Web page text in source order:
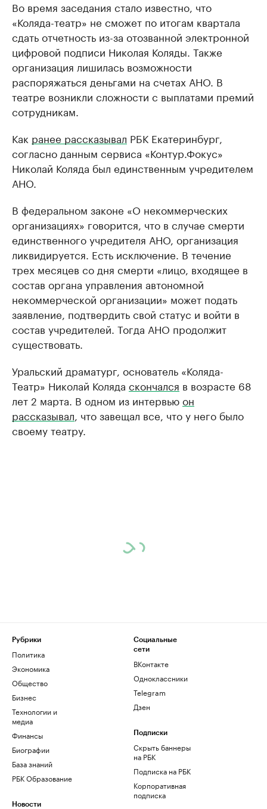
Во время заседания стало известно, что
«Коляда-театр» не сможет по итогам квартала
сдать отчетность из-за отозванной электронной
цифровой подписи Николая Коляды. Также
организация лишилась возможности
распоряжаться деньгами на счетах АНО. В
театре возникли сложности с выплатами премий
сотрудникам.
Как ранее рассказывал РБК Екатеринбург,
согласно данным сервиса «Контур.Фокус»
Николай Коляда был единственным учредителем
АНО.
В федеральном законе «О некоммерческих
организациях» говорится, что в случае смерти
единственного учредителя АНО, организация
ликвидируется. Есть исключение. В течение
трех месяцев со дня смерти «лицо, входящее в
состав органа управления автономной
некоммерческой организации» может подать
заявление, подтвердить свой статус и войти в
состав учредителей. Тогда АНО продолжит
существовать.
Уральский драматург, основатель «Коляда-
Театр» Николай Коляда скончался в возрасте 68
лет 2 марта. В одном из интервьюон
рассказывал, что завещал все, что у него было
своему театру.
Рубрики
Политика
Экономика
Общество
Бизнес
Технологии и
медиа
Финансы
Биографии
База знаний
РБК Образование
Новости
Социальные
сети
ВКонтакте
Одноклассники
Telegram
Дзен
Подписки
Скрыть баннеры
на РБК
Подписка на РБК
Корпоративная
подписка